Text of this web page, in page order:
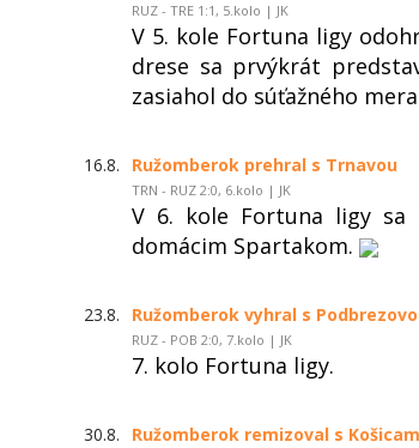
RUZ - TRE 1:1, 5.kolo | JK
V 5. kole Fortuna ligy
drese sa prvýkrát
zasiahol do súťažného
16.8. Ružomberok prehral s Trnavou
TRN - RUZ 2:0, 6.kolo | JK
V 6. kole Fortuna ligy sa
domácim Spartakom.
23.8. Ružomberok vyhral s
RUZ - POB 2:0, 7.kolo | JK
7. kolo Fortuna ligy.
30.8. Ružomberok remizoval s